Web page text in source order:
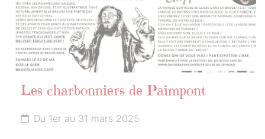
Les charbonniers de Paimpont
Du 1er au 31 mars 2025